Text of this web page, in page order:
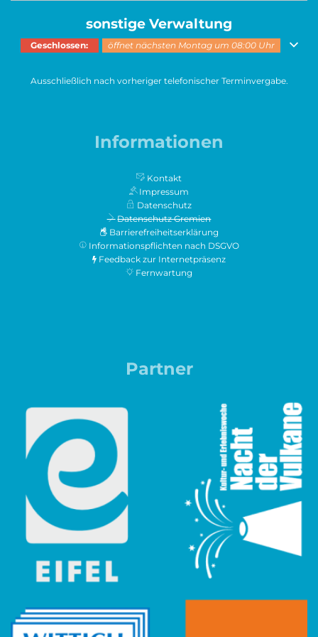
sonstige Verwaltung
Klicken, um weitere Öffnungs- oder Schließzeiten auszublenden
Geschlossen: öffnet nächsten Montag um 08:00 Uhr
Ausschließlich nach vorheriger telefonischer Terminvergabe.
Informationen
Kontakt
Impressum
Datenschutz
Datenschutz Gremien
Barrierefreiheitserklärung
Informationspflichten nach DSGVO
Feedback zur Internetpräsenz
Fernwartung
Partner